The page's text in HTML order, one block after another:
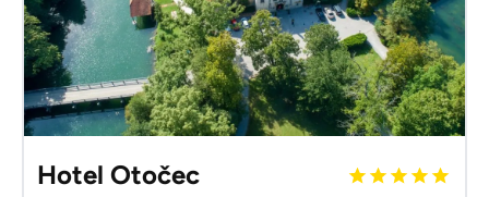
Hotel Otočec